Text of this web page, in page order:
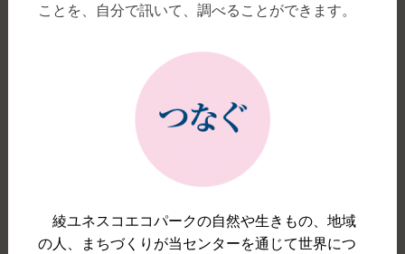
ことを、自分で訊いて、調べることができます。
綾ユネスコエコパークの自然や生きもの、地域
の人、まちづくりが当センターを通じて世界につ